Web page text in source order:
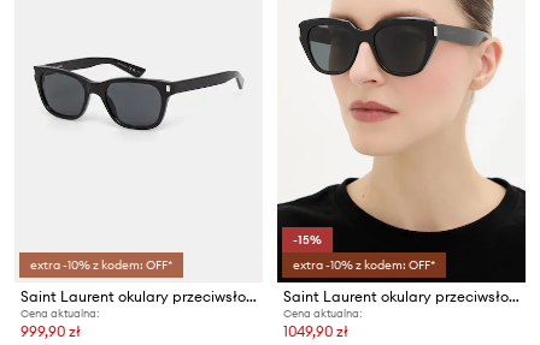
extra -10% z kodem: OFF*
Saint Laurent okulary przeciwsłoneczne kwadratowe
Cena aktualna:
999,90 zł
-15%
extra -10% z kodem: OFF*
Saint Laurent okulary przeciwsłoneczne
Cena aktualna:
1049,90 zł